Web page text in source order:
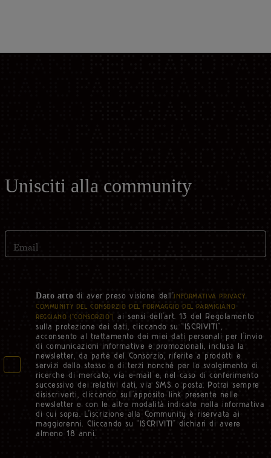
Unisciti alla community
Email
Dato atto di aver preso visione dell'INFORMATIVA PRIVACY
COMMUNITY DEL CONSORZIO DEL FORMAGGIO DEL PARMIGIANO
REGGIANO (“CONSORZIO”) ai sensi dell'art. 13 del Regolamento
sulla protezione dei dati, cliccando su “ISCRIVITI”,
acconsento al trattamento dei miei dati personali per l’invio
di comunicazioni informative e promozionali, inclusa la
newsletter, da parte del Consorzio, riferite a prodotti e
servizi dello stesso o di terzi nonché per lo svolgimento di
ricerche di mercato, via e-mail e, nel caso di conferimento
successivo dei relativi dati, via SMS o posta. Potrai sempre
disiscriverti, cliccando sull’apposito link presente nelle
newsletter e con le altre modalità indicate nella informativa
di cui sopra. L’iscrizione alla Community è riservata ai
maggiorenni. Cliccando su “ISCRIVITI” dichiari di avere
almeno 18 anni.